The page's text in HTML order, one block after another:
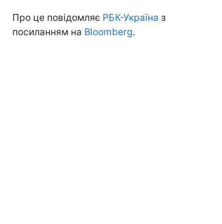
Про це повідомляє РБК-Україна з
посиланням на Bloomberg.